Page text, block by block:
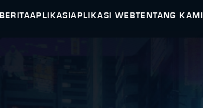
BERITAAPLIKASIAPLIKASI WEBTENTANG KAMI